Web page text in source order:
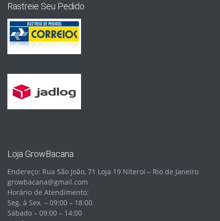
Rastreie Seu Pedido
Loja GrowBacana
Endereço: Rua São João, 71 Loja 19 Niteroi – Rio de Janeiro
growbacana@gmail.com
Horário de Atendimento:
Seg. à Sex. – 09:00 – 18:00
Sábado – 09:00 – 14:00